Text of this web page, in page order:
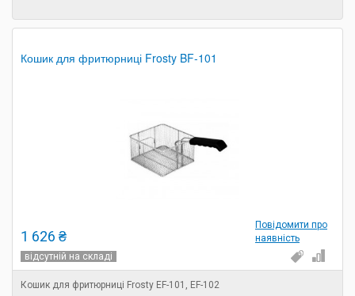
Кошик для фритюрниці Frosty BF-101
Повідомити про
наявність
1 626 ₴
відсутній на складі
Кошик для фритюрниці Frosty EF-101, EF-102